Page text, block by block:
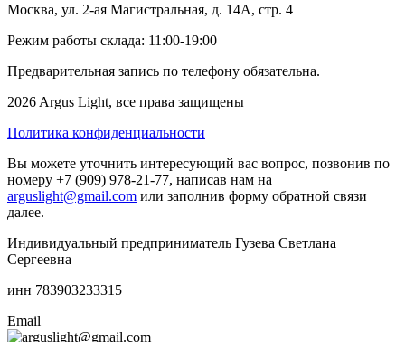
Москва, ул. 2-ая Магистральная, д. 14А, стр. 4
Режим работы склада: 11:00-19:00
Предварительная запись по телефону обязательна.
2026 Argus Light, все права защищены
Политика конфиденциальности
Вы можете уточнить интересующий вас вопрос, позвонив по
номеру +7 (909) 978-21-77, написав нам на
arguslight@gmail.com или заполнив форму обратной связи
далее.
Индивидуальный предприниматель Гузева Светлана
Сергеевна
инн 783903233315
Email